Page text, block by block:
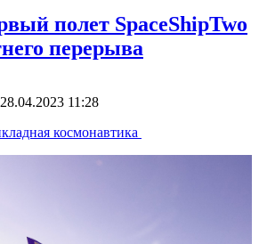
полет SpaceShipTwo
перерыва
11:28
космонавтика